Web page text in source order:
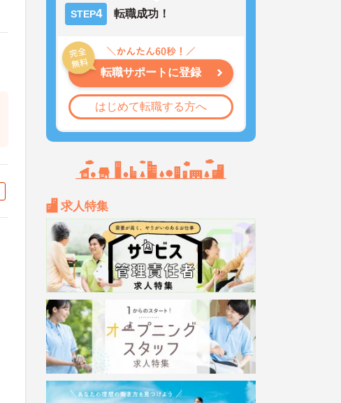
STEP4 転職成功！
転職サポートに登録
はじめて転職する方へ
求人特集